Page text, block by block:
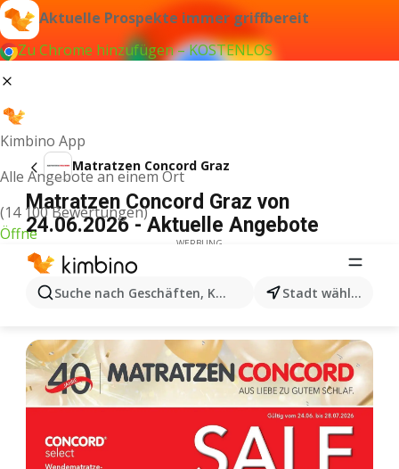
Aktuelle Prospekte immer griffbereit
Zu Chrome hinzufügen – KOSTENLOS
Kimbino App
Alle Angebote an einem Ort
(14 100 Bewertungen)
Öffne
Suche nach Geschäften, Kategorien, Produkten...
Stadt wählen
Matratzen Concord Graz
Matratzen Concord Graz von
24.06.2026 - Aktuelle Angebote
WERBUNG